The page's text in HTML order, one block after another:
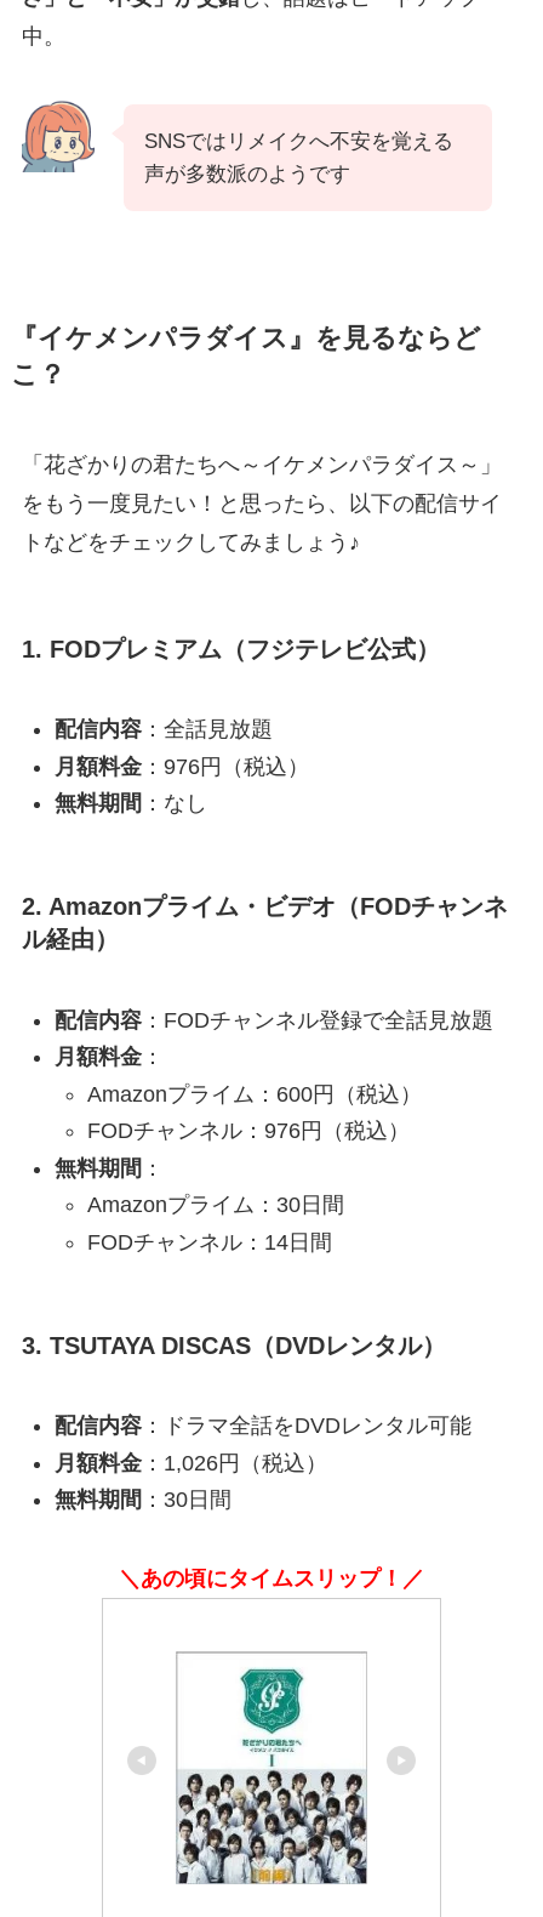
中。
SNSではリメイクへ不安を覚える
声が多数派のようです
『イケメンパラダイス』を見るならど
こ？
「花ざかりの君たちへ～イケメンパラダイス～」
をもう一度見たい！と思ったら、以下の配信サイ
トなどをチェックしてみましょう♪
1. FODプレミアム（フジテレビ公式）
配信内容：全話見放題
月額料金：976円（税込）
無料期間 ：なし
2. Amazonプライム・ビデオ（FODチャンネ
ル経由）
配信内容：FODチャンネル登録で全話見放題
月額料金：
Amazonプライム：600円（税込）
FODチャンネル：976円（税込）
無料期間 ：
Amazonプライム：30日間
FODチャンネル：14日間
3. TSUTAYA DISCAS（DVDレンタル）
配信内容：ドラマ全話をDVDレンタル可能
月額料金：1,026円（税込）
無料期間 ：30日間
＼あの頃にタイムスリップ！／